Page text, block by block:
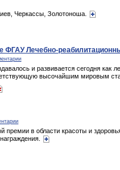
Черкассы, Золотоноша.
ФГАУ Лечебно-
и развивается сегодня
высочайшим мировым
премии в области красоты и